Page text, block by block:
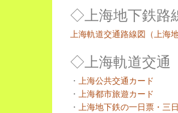
◇上海地下鉄路
上海軌道交通路線図（上海
◇上海軌道交通
・
上海公共交通カード
・
上海都市旅遊カード
・
上海地下鉄の一日票・三